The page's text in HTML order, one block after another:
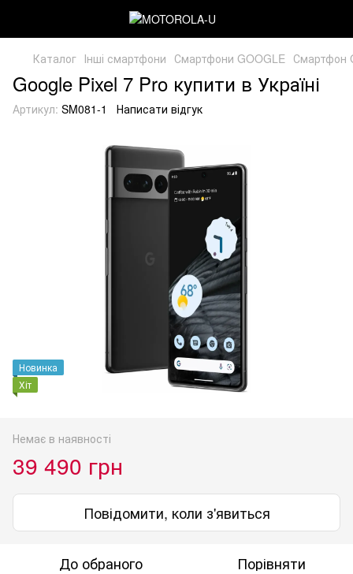
Каталог Інші смартфони Смартфони GOOGLE Смартфон
Google Pixel 7 Pro купити в Україні
Артикул: SM081-1 Написати відгук
Новинка
Хіт
Немає в наявності
39 490 грн
Повідомити, коли з'явиться
До обраного Порівняти